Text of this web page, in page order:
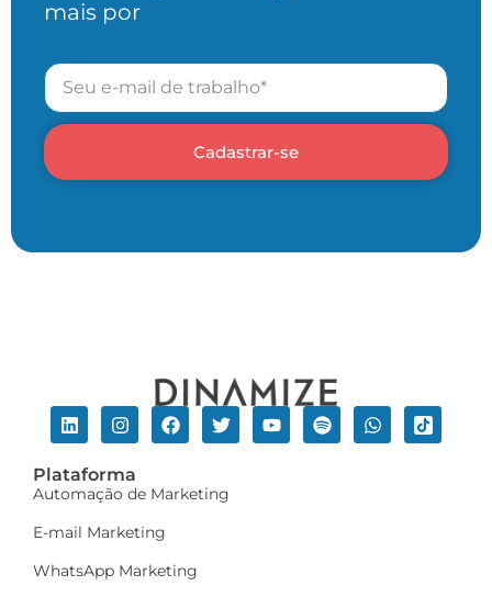
mais por
Cadastrar-se
Plataforma
Automação de Marketing
E-mail Marketing
WhatsApp Marketing